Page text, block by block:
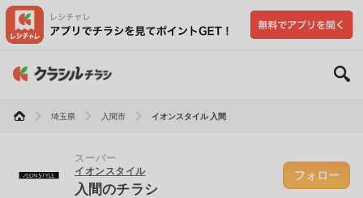
埼玉県 入間市 イオンスタイル 入間
スーパー
イオンスタイル
入間のチラシ
フォロー